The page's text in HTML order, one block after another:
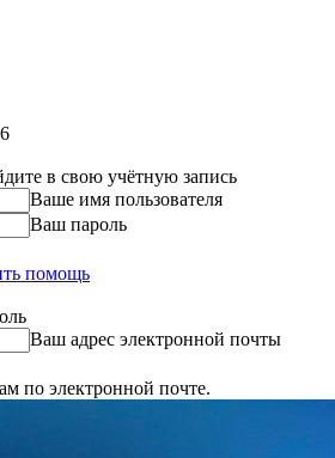
в свою учётную запись
Ваше имя пользователя
Ваш пароль
помощь
Ваш адрес электронной почты
по электронной почте.